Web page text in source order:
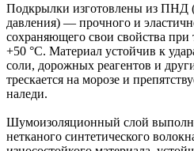
Подкрылки изготовлены из ПНД
давления) — прочного и
сохраняющего свои свойства при
+50 °C. Материал устойчив к
соли, дорожных реагентов и
трескается на морозе и
наледи.
Шумоизоляционный слой
нетканого синтетического